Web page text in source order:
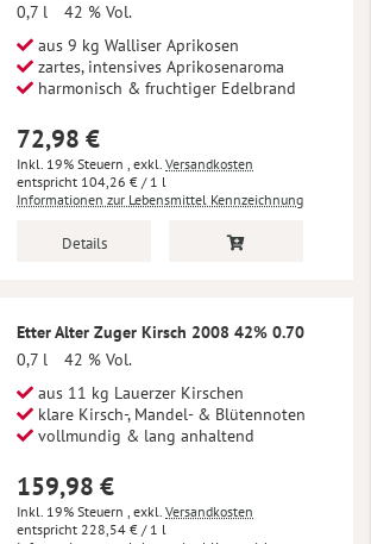
0,7 l
42 % Vol.
aus 9 kg Walliser Aprikosen
zartes, intensives Aprikosenaroma
harmonisch & fruchtiger Edelbrand
72,98 €
Inkl. 19% Steuern , exkl. Versandkosten
104,26 € / 1 l
Informationen zur Lebensmittel Kennzeichnung
Details
Etter Alter Zuger Kirsch 2008 42% 0.70
0,7 l
42 % Vol.
aus 11 kg Lauerzer Kirschen
klare Kirsch-, Mandel- & Blütennoten
vollmundig & lang anhaltend
159,98 €
Inkl. 19% Steuern , exkl. Versandkosten
228,54 € / 1 l